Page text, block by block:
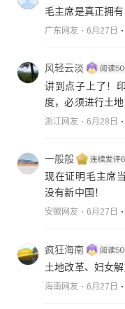
毛主席是真正拥有
广东网友 6月27日
风轻云淡
讲到点子上了！
度，必须进行土
浙江网友 6月28日
一般般
现在证明毛主席
没有新中国！
安徽网友 6月27日
疯狂海南
土地改革、妇女
海南网友 6月27日